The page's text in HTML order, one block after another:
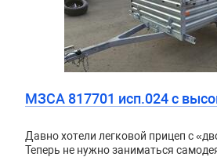
МЗСА 817701 исп.024 с
Давно хотели легковой прицеп с
Теперь не нужно заниматься